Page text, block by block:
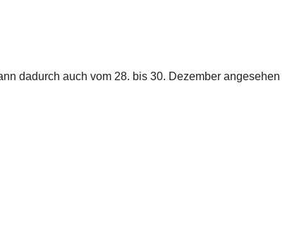
dadurch auch vom 28. bis 30. Dezember angesehen